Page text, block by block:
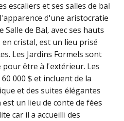
escaliers et ses salles de bal
d'une aristocratie
Salle de Bal, avec ses hauts
cristal, est un lieu prisé
Les Jardins Formels sont
être à l'extérieur. Les
000 $ et incluent de la
et des suites élégantes
un lieu de conte de fées
car il a accueilli des